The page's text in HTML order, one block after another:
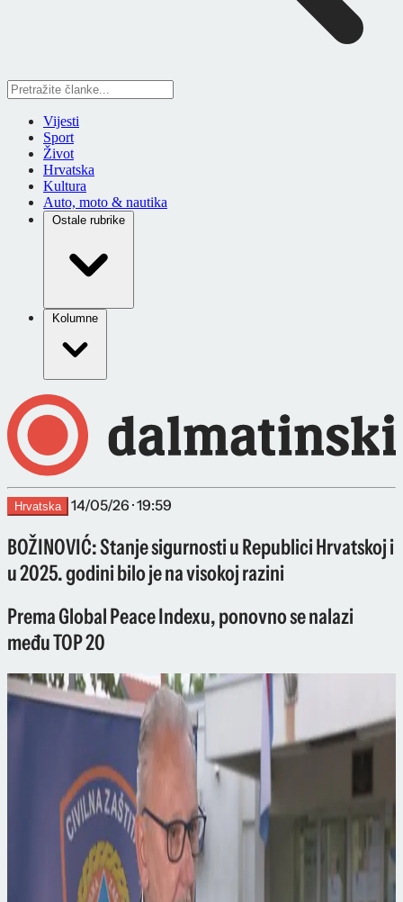
Vijesti
Sport
Život
Hrvatska
Kultura
Auto, moto & nautika
Ostale rubrike
Kolumne
Hrvatska 14/05/26 · 19:59
BOŽINOVIĆ: Stanje sigurnosti u Republici Hrvatskoj i
u 2025. godini bilo je na visokoj razini
Prema Global Peace Indexu, ponovno se nalazi
među TOP 20